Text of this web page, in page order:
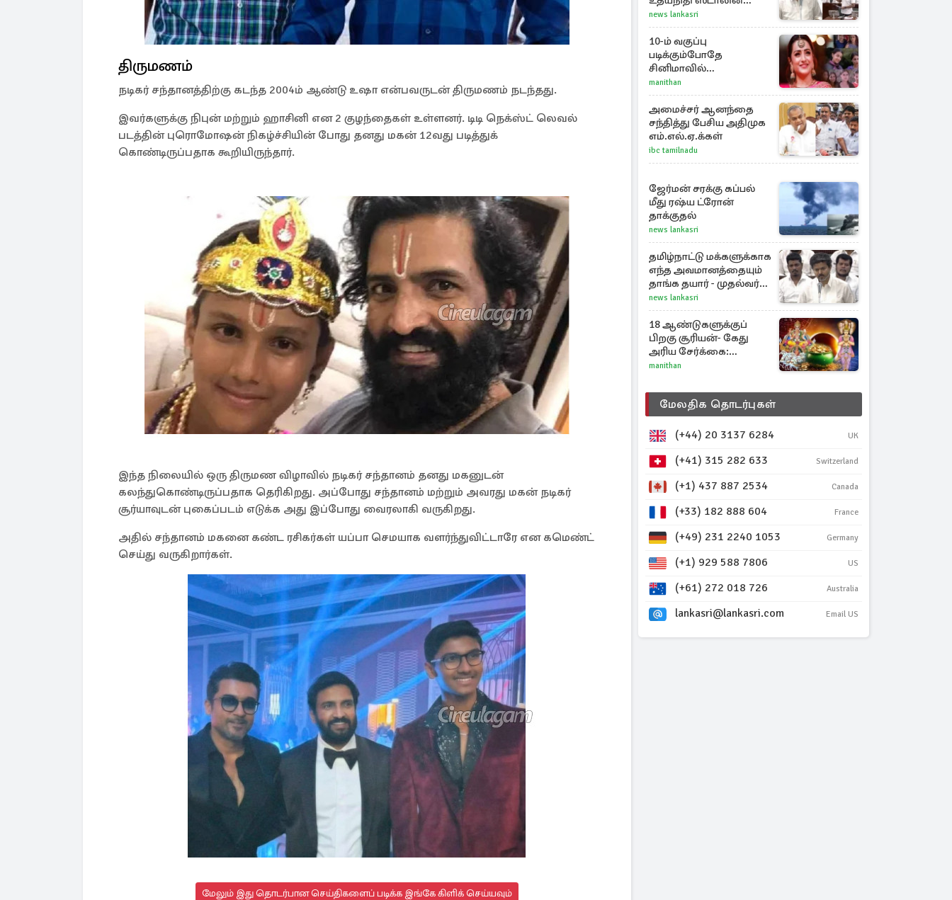
திருமணம்
நடிகர் சந்தானத்திற்கு கடந்த 2004ம் ஆண்டு உஷா என்பவருடன் திருமணம் நடந்தது.
இவர்களுக்கு நிபுன் மற்றும் ஹாசினி என 2 குழந்தைகள் உள்ளனர். டிடி நெக்ஸ்ட் லெவல்
படத்தின் புரொமோஷன் நிகழ்ச்சியின் போது தனது மகன் 12வது படித்துக்
கொண்டிருப்பதாக கூறியிருந்தார்.
இந்த நிலையில் ஒரு திருமண விழாவில் நடிகர் சந்தானம் தனது மகனுடன்
கலந்துகொண்டிருப்பதாக தெரிகிறது. அப்போது சந்தானம் மற்றும் அவரது மகன் நடிகர்
சூர்யாவுடன் புகைப்படம் எடுக்க அது இப்போது வைரலாகி வருகிறது.
அதில் சந்தானம் மகனை கண்ட ரசிகர்கள் யப்பா செமயாக வளர்ந்துவிட்டாரே என கமெண்ட்
செய்து வருகிறார்கள்.
மேலும் இது தொடர்பான செய்திகளைப் படிக்க இங்கே கிளிக் செய்யவும்
கொடுத்த பதிலடி
news lankasri
10-ம் வகுப்பு
படிக்கும்போதே
சினிமாவில்
அறிமுகமான த்ரிஷா!
உண்மையை பகிர்ந்த
இயக்குநர் பிரவீன் காந்தி
manithan
அமைச்சர் ஆனந்தை
சந்தித்து பேசிய அதிமுக
எம்.எல்.ஏ.க்கள்
ibc tamilnadu
ஜேர்மன் சரக்கு கப்பல்
மீது ரஷ்ய ட்ரோன்
தாக்குதல்
news lankasri
தமிழ்நாட்டு மக்களுக்காக
எந்த அவமானத்தையும்
தாங்க தயார் - முதல்வர்
விஜய்
news lankasri
18 ஆண்டுகளுக்குப்
பிறகு சூரியன்- கேது
அரிய சேர்க்கை:
அதிர்ஷ்டம் பெறும் 3
manithan
மேலதிக தொடர்புகள்
(+44) 20 3137 6284 UK
(+41) 315 282 633 Switzerland
(+1) 437 887 2534 Canada
(+33) 182 888 604 France
(+49) 231 2240 1053 Germany
(+1) 929 588 7806 US
(+61) 272 018 726 Australia
lankasri@lankasri.com Email US